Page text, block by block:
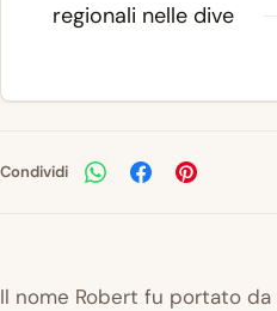
regionali nelle diverse
Condividi
Il nome Robert fu portato